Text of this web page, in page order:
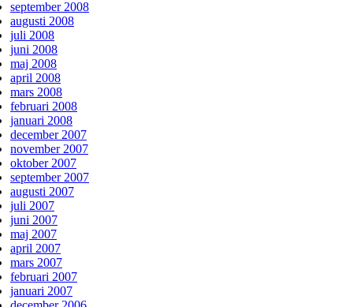
september 2008
augusti 2008
juli 2008
juni 2008
maj 2008
april 2008
mars 2008
februari 2008
januari 2008
december 2007
november 2007
oktober 2007
september 2007
augusti 2007
juli 2007
juni 2007
maj 2007
april 2007
mars 2007
februari 2007
januari 2007